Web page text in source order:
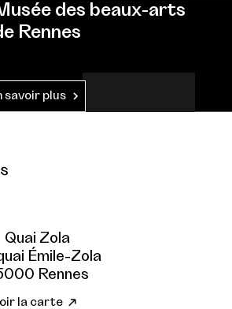
des beaux-arts
Rennes
savoir plus
Quai Zola
Émile-Zola
Rennes
la carte